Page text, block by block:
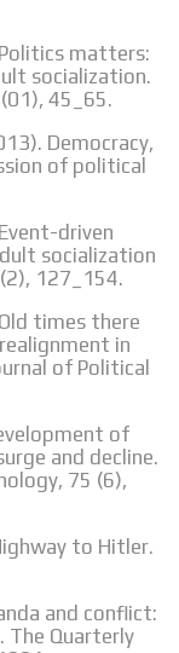
matters:
socialization.
45_65.
Democracy,
of political
driven
socialization
127_154.
times there
in
of Political
of
and decline.
75 (6),
to Hitler.
and conflict:
The Quarterly